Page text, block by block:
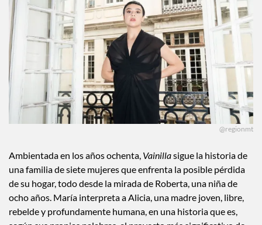
Ambientada en los años ochenta,Vainilla sigue la historia de
una familia de siete mujeres que enfrenta la posible pérdida